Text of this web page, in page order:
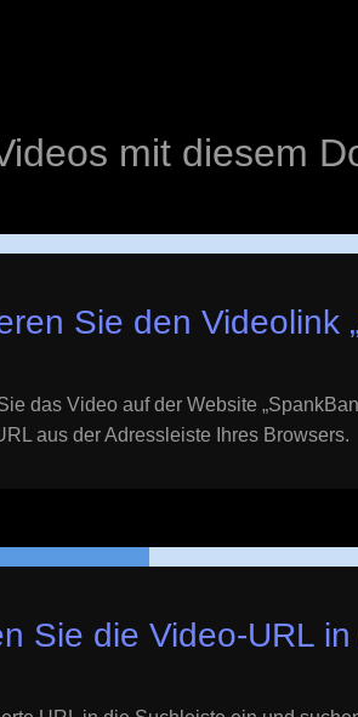
mit diesem
Sie den Videolink
das Video auf der Website „
aus der Adressleiste Ihres Browsers.
Sie die Video-URL